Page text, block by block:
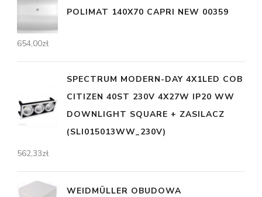
POLIMAT 140X70 CAPRI NEW 00359
654,00zł
SPECTRUM MODERN-DAY 4X1LED COB
CITIZEN 40ST 230V 4X27W IP20 WW
DOWNLIGHT SQUARE + ZASILACZ
(SLI015013WW_230V)
562,33zł
WEIDMÜLLER OBUDOWA